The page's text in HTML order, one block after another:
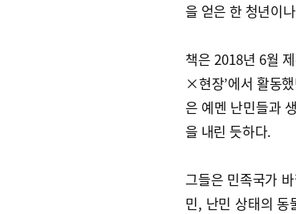
을 얻은 한 청년이
책은 2018년 6월
×현장’에서 활동
은 예멘 난민들과
을 내린 듯하다.
그들은 민족국가
민, 난민 상태의 동